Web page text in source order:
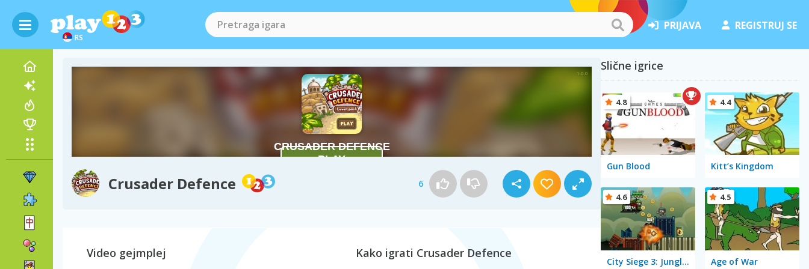
RS
PRIJAVA REGISTRUJ SE
Crusader Defence 6
Video gejmplej Kako igrati Crusader Defence
Slične igrice
Gun Blood
4.8
Kitt’s Kingdom
4.4
City Siege 3: Jungle Siege
4.6
Age of War
4.5